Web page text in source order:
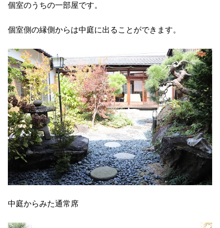
個室のうちの一部屋です。
個室側の縁側からは中庭に出ることができます。
中庭からみた通常席